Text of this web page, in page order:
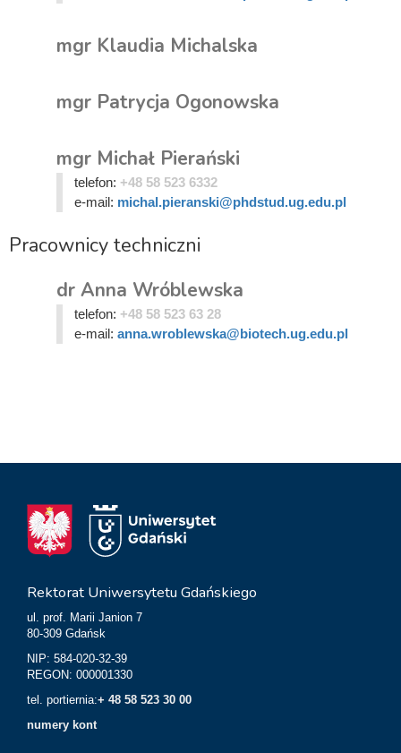
mgr Klaudia Michalska
mgr Patrycja Ogonowska
mgr Michał Pierański
telefon: +48 58 523 6332
e-mail: michal.pieranski@phdstud.ug.edu.pl
Pracownicy techniczni
dr Anna Wróblewska
telefon: +48 58 523 63 28
e-mail: anna.wroblewska@biotech.ug.edu.pl
Rektorat Uniwersytetu Gdańskiego
ul. prof. Marii Janion 7
80-309 Gdańsk
NIP: 584-020-32-39
REGON: 000001330
tel. portiernia:+ 48 58 523 30 00
numery kont